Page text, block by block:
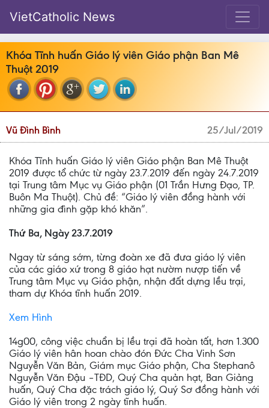
VietCatholic News
Khóa Tĩnh huấn Giáo lý viên Giáo phận Ban Mê
Thuột 2019
Vũ Đình Bình 25/Jul/2019
Khóa Tĩnh huấn Giáo lý viên Giáo phận Ban Mê Thuột
2019 được tổ chức từ ngày 23.7.2019 đến ngày 24.7.2019
tại Trung tâm Mục vụ Giáo phận (01 Trần Hưng Đạo, TP.
Buôn Ma Thuột). Chủ đề: “Giáo lý viên đồng hành với
những gia đình gặp khó khăn”.
Thứ Ba, Ngày 23.7.2019
Ngay từ sáng sớm, từng đoàn xe đã đưa giáo lý viên
của các giáo xứ trong 8 giáo hạt nườm nượp tiến về
Trung tâm Mục vụ Giáo phận, nhận đất dựng lều trại,
tham dự Khóa tĩnh huấn 2019.
Xem Hình
14g00, công việc chuẩn bị lều trại đã hoàn tất, hơn 1.300
Giáo lý viên hân hoan chào đón Đức Cha Vinh Sơn
Nguyễn Văn Bản, Giám mục Giáo phận, Cha Stephanô
Nguyễn Văn Đậu –TĐD, Quý Cha quản hạt, Ban Giảng
huấn, Quý Cha đặc trách giáo lý, Quý Sơ đồng hành với
Giáo lý viên trong 2 ngày tĩnh huấn.